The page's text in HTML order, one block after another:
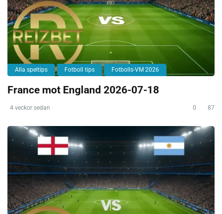
Alla speltips Fotboll tips Fotbolls-VM 2026
France mot England 2026-07-18
4 veckor sedan 0 87